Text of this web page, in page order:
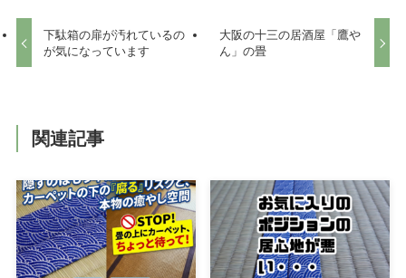
下駄箱の扉が汚れているの
が気になっています
大阪の十三の居酒屋「鷹や
ん」の畳
関連記事